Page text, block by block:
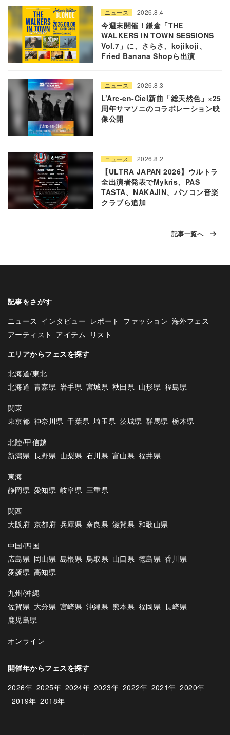
ニュース 2026.8.4
今週末開催！鎌倉「THE
WALKERS IN TOWN SESSIONS
Vol.7」に、さらさ、kojikoji、
Fried Banana Shopら出演
ニュース 2026.8.3
L’Arc-en-Ciel新曲「総天然色」×25
周年サマソニのコラボレーション映
像公開
ニュース 2026.8.2
【ULTRA JAPAN 2026】ウルトラ
全出演者発表でMykris、PAS
TASTA、NAKAJIN、パソコン音楽
クラブら追加
記事一覧へ
記事をさがす
ニュース インタビュー レポート ファッション 海外フェス
アーティスト アイテム
リスト
エリアからフェスを探す
北海道/東北
北海道 青森県 岩手県 宮城県 秋田県 山形県 福島県
関東
東京都 神奈川県 千葉県 埼玉県 茨城県 群馬県 栃木県
北陸/甲信越
新潟県 長野県 山梨県 石川県 富山県 福井県
東海
静岡県 愛知県 岐阜県 三重県
関西
大阪府 京都府 兵庫県 奈良県 滋賀県 和歌山県
中国/四国
広島県 岡山県 島根県 鳥取県 山口県 徳島県 香川県
愛媛県 高知県
九州/沖縄
佐賀県 大分県 宮崎県 沖縄県 熊本県 福岡県 長崎県
鹿児島県
オンライン
開催年からフェスを探す
2026年 2025年 2024年 2023年 2022年 2021年 2020年
2019年 2018年